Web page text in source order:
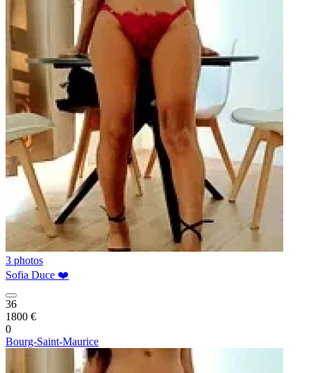
3 photos
Sofia Duce ❤️
36
1800 €
0
Bourg-Saint-Maurice